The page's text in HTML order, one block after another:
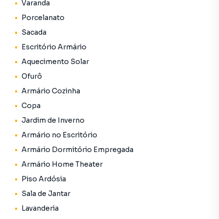
✔ Ofurô
✔ Piscina
✔ Jardim de inverno
✔ Ambientes amplos e bem planejados
🏡 Diferenciais
✔ Arquitetura contemporânea
✔ Planta espaçosa e funcional
✔ Ambientes sociais integrados e confortáveis
✔ Área gourmet ideal para receber amigos e familiares
✔ Jardim de inverno, trazendo mais charme e iluminação
natural
✔ Piscina e hidromassagem para momentos de lazer e
descanso
✔ Armários embutidos em diversos ambientes
Varanda
Porcelanato
Sacada
Escritório Armário
Aquecimento Solar
Ofurô
Armário Cozinha
Copa
Jardim de Inverno
Armário no Escritório
Armário Dormitório Empregada
Armário Home Theater
Piso Ardósia
Sala de Jantar
Lavanderia